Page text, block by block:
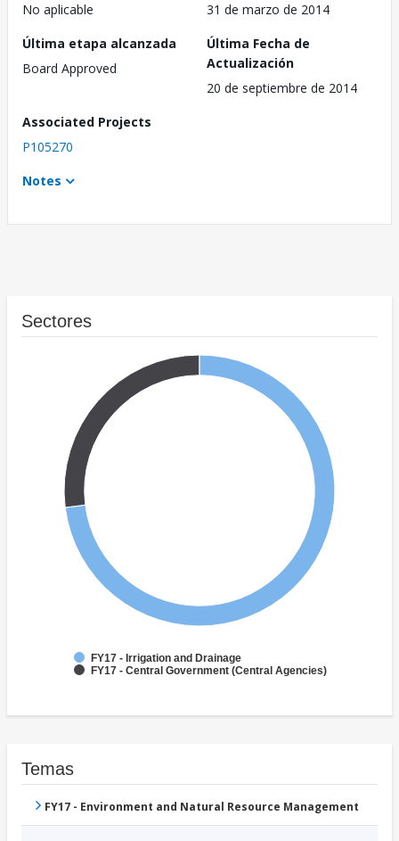
No aplicable
31 de marzo de 2014
Última etapa alcanzada
Board Approved
Última Fecha de
Actualización
20 de septiembre de 2014
Associated Projects
P105270
Notes
Sectores
FY17 - Irrigation and Drainage
FY17 - Central Government (Central Agencies)
Temas
FY17 - Environment and Natural Resource Management